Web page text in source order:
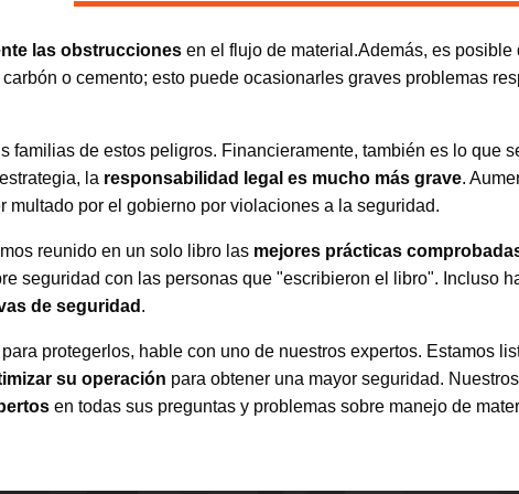
las obstrucciones en el flujo de material.Además, es posible
o cemento; esto puede ocasionarles graves problemas
familias de estos peligros. Financieramente, también es lo que
la responsabilidad legal es mucho más grave.
multado por el gobierno por violaciones a la seguridad.
reunido en un solo libro las mejores prácticas
seguridad con las personas que "escribieron el libro". Incluso
de seguridad .
protegerlos, hable con uno de nuestros expertos. Estamos
su operación para obtener una mayor seguridad.
en todas sus preguntas y problemas sobre manejo de